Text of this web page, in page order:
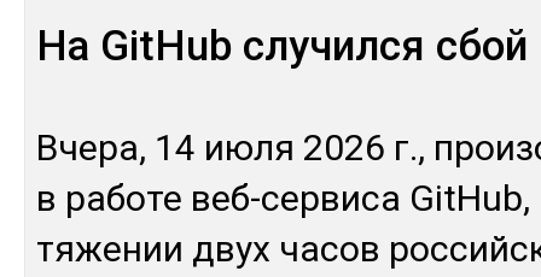
На GitHub случился сбой
Вче­ра, 14 июля 2026 г.,
в ра­боте веб-сер­ви­са
тяже­нии двух ча­сов